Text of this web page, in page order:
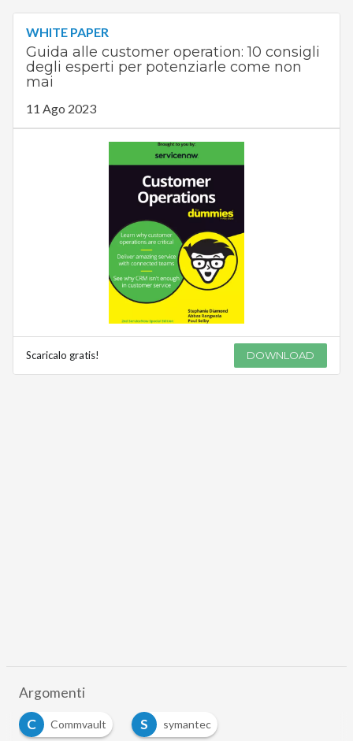
WHITE PAPER
Guida alle customer operation: 10 consigli
degli esperti per potenziarle come non
mai
11 Ago 2023
Scaricalo gratis! DOWNLOAD
Argomenti
C
Commvault S symantec